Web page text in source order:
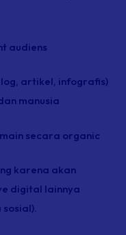
audiens
artikel, infografis)
manusia
secara organic
karena akan
digital lainnya